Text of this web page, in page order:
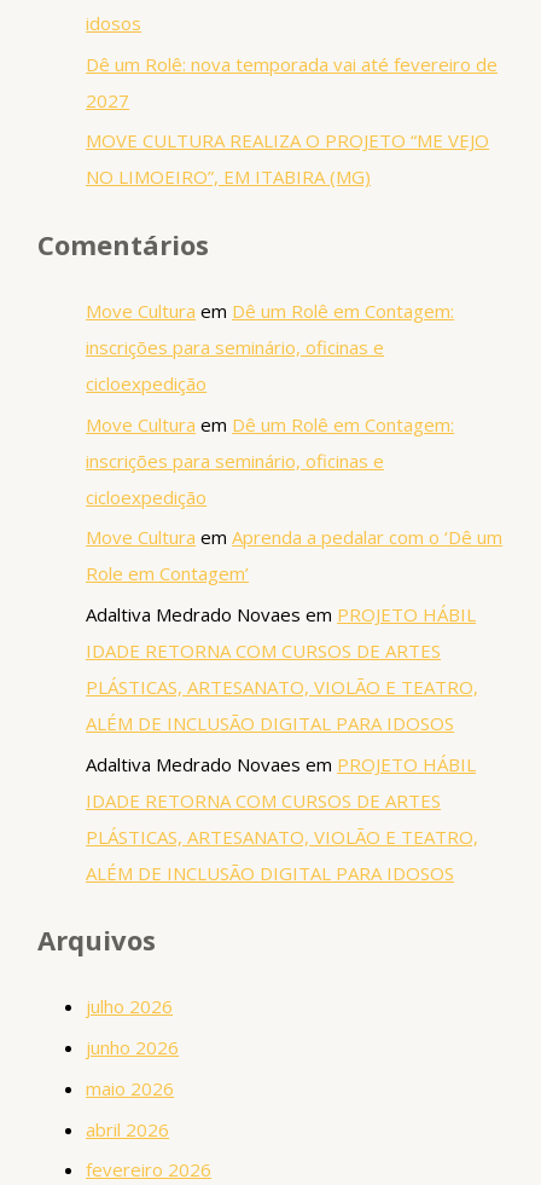
idosos
Dê um Rolê: nova temporada vai até fevereiro de
2027
MOVE CULTURA REALIZA O PROJETO “ME VEJO
NO LIMOEIRO”, EM ITABIRA (MG)
Comentários
Move Cultura em Dê um Rolê em Contagem:
inscrições para seminário, oficinas e
cicloexpedição
Move Cultura em Dê um Rolê em Contagem:
inscrições para seminário, oficinas e
cicloexpedição
Move Cultura emAprenda a pedalar com o ‘Dê um
Role em Contagem’
Adaltiva Medrado Novaes em PROJETO HÁBIL
IDADE RETORNA COM CURSOS DE ARTES
PLÁSTICAS, ARTESANATO, VIOLÃO E TEATRO,
ALÉM DE INCLUSÃO DIGITAL PARA IDOSOS
Adaltiva Medrado Novaes em PROJETO HÁBIL
IDADE RETORNA COM CURSOS DE ARTES
PLÁSTICAS, ARTESANATO, VIOLÃO E TEATRO,
ALÉM DE INCLUSÃO DIGITAL PARA IDOSOS
Arquivos
julho 2026
junho 2026
maio 2026
abril 2026
fevereiro 2026